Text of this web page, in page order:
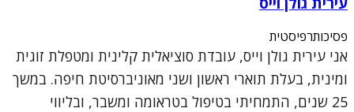
פסיכותרפיסטית
אני עירית גולן וייס, עובדת סוציאלית קלינית ומטפלת זוגית
ומינית, בעלת תוארי ראשון ושני מאוניברסיטת חיפה. במשך
25 שנים, התמחיתי בטיפול בטראומה ומשבר, ובליווי